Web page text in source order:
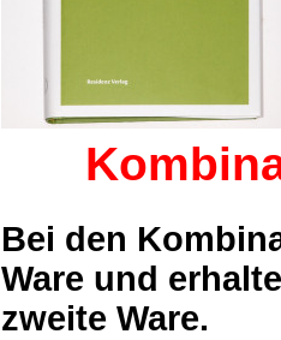
Bei den
Ware und
zweite Ware.